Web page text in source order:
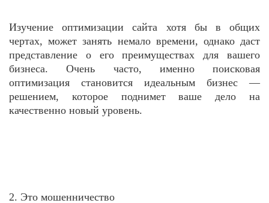
Изучение оптимизации сайта хотя бы в общих
чертах, может занять немало времени, однако даст
представление о его преимуществах для вашего
бизнеса. Очень часто, именно поисковая
оптимизация становится идеальным бизнес —
решением, которое поднимет ваше дело на
качественно новый уровень.
2. Это мошенничество